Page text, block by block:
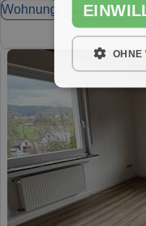
Wohnung
ca. 45,00 m²
OHNE